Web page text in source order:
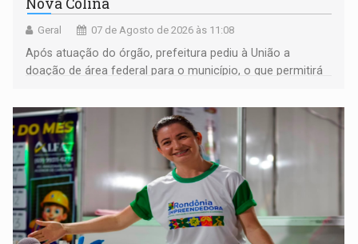
Geral 07 de Agosto de 2026 às 11:08
Após atuação do órgão, prefeitura pediu à União a
doação de área federal para o município, o que permitirá